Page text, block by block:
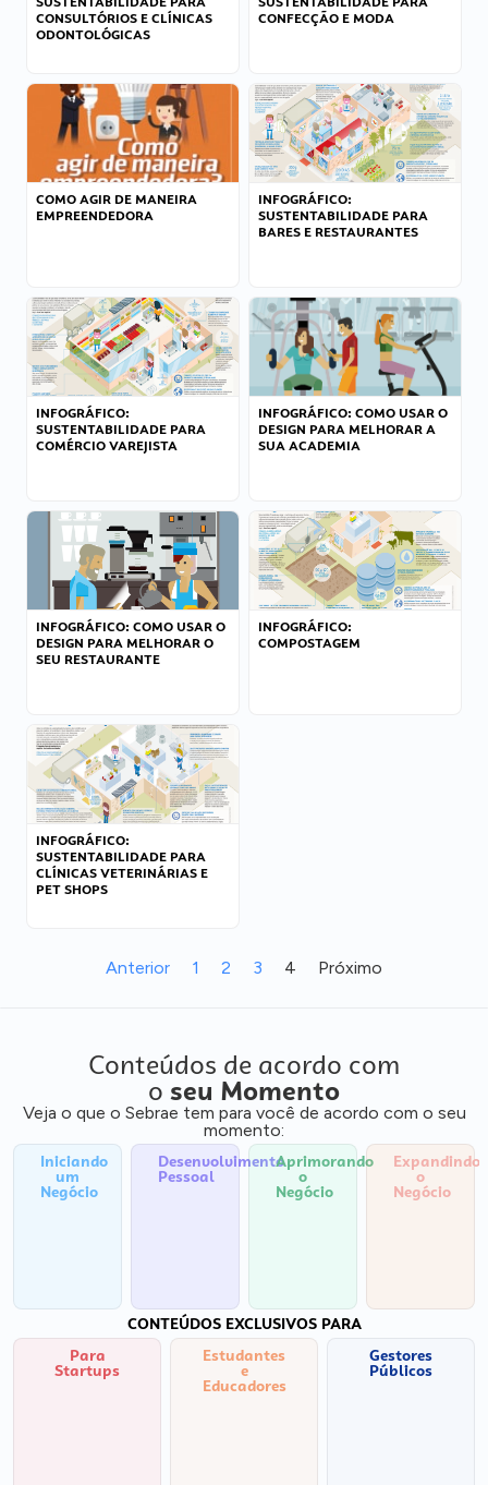
CONSULTÓRIOS E CLÍNICAS
ODONTOLÓGICAS
CONFECÇÃO E MODA
COMO AGIR DE MANEIRA
EMPREENDEDORA
INFOGRÁFICO:
SUSTENTABILIDADE PARA
BARES E RESTAURANTES
INFOGRÁFICO:
SUSTENTABILIDADE PARA
COMÉRCIO VAREJISTA
INFOGRÁFICO: COMO USAR O
DESIGN PARA MELHORAR A
SUA ACADEMIA
INFOGRÁFICO: COMO USAR O
DESIGN PARA MELHORAR O
SEU RESTAURANTE
INFOGRÁFICO:
COMPOSTAGEM
INFOGRÁFICO:
SUSTENTABILIDADE PARA
CLÍNICAS VETERINÁRIAS E
PET SHOPS
Anterior 1 2 3 4 Próximo
Conteúdos de acordo com
o seu Momento
Veja o que o Sebrae tem para você de acordo com o seu
momento:
Iniciando
um
Negócio
Desenvolvimento
Pessoal
Aprimorando
o
Negócio
Expandindo
o
Negócio
CONTEÚDOS EXCLUSIVOS PARA
Para
Startups
Estudantes
e
Educadores
Gestores
Públicos